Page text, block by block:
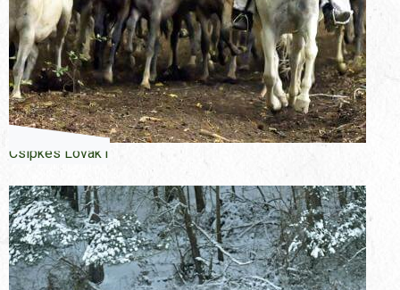
Csipkes Lovak1